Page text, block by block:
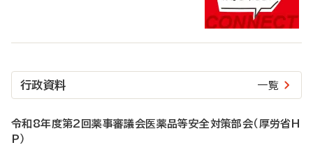
行政資料 一覧
令和8年度第2回薬事審議会医薬品等安全対策部会（厚労省H
P）